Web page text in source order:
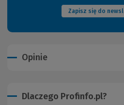
Zapisz się do
Opinie
Dlaczego Profinfo.pl?